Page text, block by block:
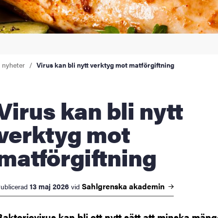
Virus kan bli nytt verktyg mot matförgiftning
nytt
mot
13 maj 2026 vid Sahlgrenska akademin